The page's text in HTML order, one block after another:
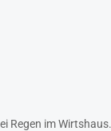
Regen im Wirtshaus.